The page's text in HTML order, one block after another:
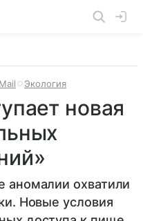
Экология
новая
аномалии охватили
Новые условия